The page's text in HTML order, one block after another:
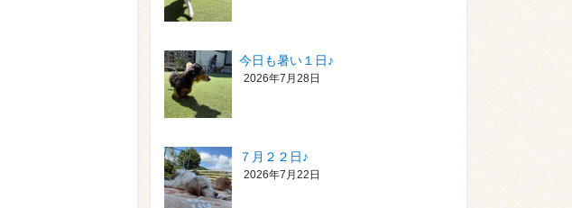
今日も暑い１日♪
2026年7月28日
７月２２日♪
2026年7月22日